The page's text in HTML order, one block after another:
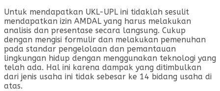
Untuk mendapatkan UKL-UPL ini tidaklah sesulit
mendapatkan izin AMDAL yang harus melakukan
analisis dan presentase secara langsung. Cukup
dengan mengisi formulir dan melakukan pemenuhan
pada standar pengelolaan dan pemantauan
lingkungan hidup dengan menggunakan teknologi yang
telah ada. Hal ini karena dampak yang ditimbulkan
dari jenis usaha ini tidak sebesar ke 14 bidang usaha di
atas.